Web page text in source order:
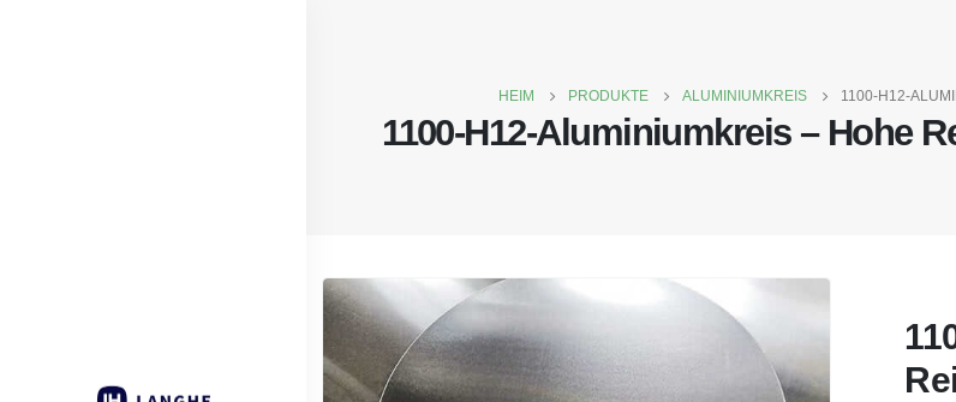
HEIM PRODUKTE ALUMINIUMKREIS 1100-H12-
1100-H12-Aluminiumkreis – Hohe